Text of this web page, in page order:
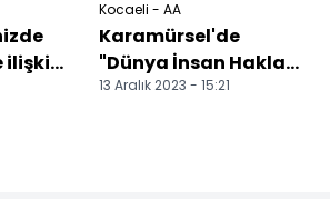
ilişkin
Kocaeli - AA
Karamürsel'de
"Dünya İnsan Hakları
Günü" programı
13 Aralık 2023 - 15:21